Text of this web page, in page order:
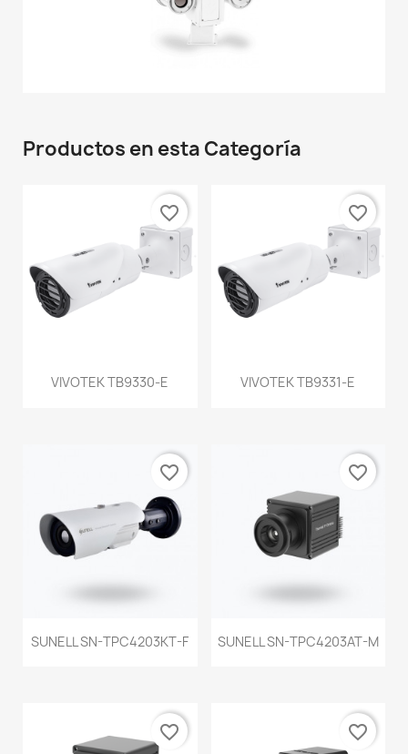
Productos en esta Categoría
VIVOTEK TB9330-E
favorite_border
VIVOTEK TB9331-E
favorite_border
SUNELL SN-TPC4203KT-F
favorite_border
SUNELL SN-TPC4203AT-M
favorite_border
favorite_border favorite_border